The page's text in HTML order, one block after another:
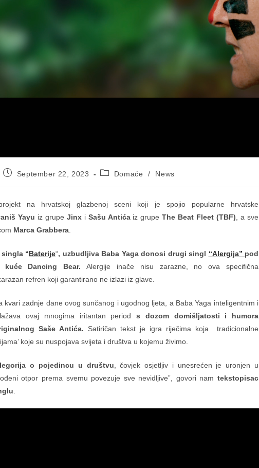
PostSeptember 22, 2023
PostDomaće / News
na hrvatskoj glazbenoj sceni koji je spojio popularne hrvatske
Yayu iz grupe Jinxi Sašu Antićaiz grupeThe Beat Fleet (TBF), a sve
Marca Grabbera.
“Baterije“, uzbudljiva Baba Yaga donosi drugi singl “Alergija” pod
kuće Dancing Bear. Alergije inače nisu zarazne, no ova specifična
refren koji garantirano ne izlazi iz glave.
kvari zadnje dane ovog sunčanog i ugodnog ljeta, a Baba Yaga inteligentnim i
ovaj mnogima iritantan periods dozom domišljatosti i humora
Saše Antića. Satiričan tekst je igra riječima koja tradicionalne
koje su nuspojava svijeta i društva u kojemu živimo.
o pojedincu u društvu, čovjek osjetljiv i unesrećen je uronjen u
otpor prema svemu povezuje sve nevidljive”, govori nam tekstopisac
.